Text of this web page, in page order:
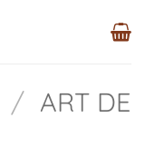
/ ART DE